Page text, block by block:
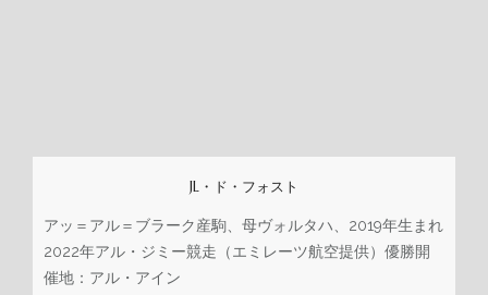
JL・ド・フォスト
アッ＝アル＝ブラーク産駒、母ヴォルタハ、2019年生まれ
2022年アル・ジミー競走（エミレーツ航空提供）優勝開
催地：アル・アイン